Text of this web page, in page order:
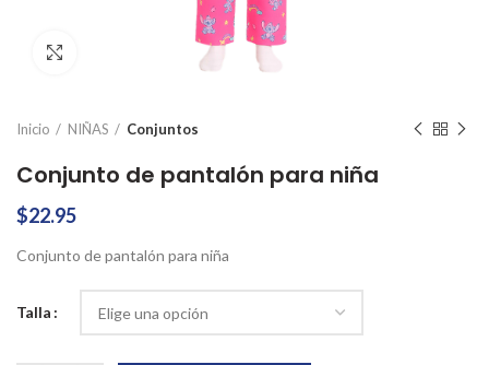
Inicio NIÑAS Conjuntos
Conjunto de pantalón para niña
$22.95
Conjunto de pantalón para niña
Talla